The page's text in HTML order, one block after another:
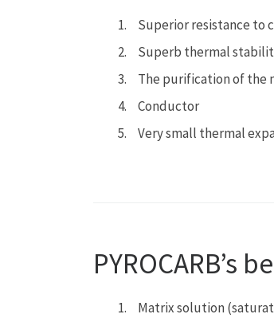
Superior resistance to
Superb thermal
The purification of the
Conductor
Very small thermal
PYROCARB’s
Matrix solution